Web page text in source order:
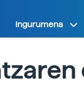
Ingurumena